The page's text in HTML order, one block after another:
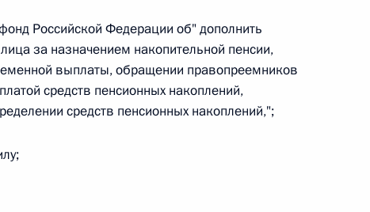
г. № 251-ФЗ
Федерации и статьи 31 и 151 Уголовно-
№ 264-ФЗ
Российской Федерации об" дополнить
за назначением накопительной пенсии,
выплаты, обращении правопреемников
средств пенсионных накоплений,
средств пенсионных накоплений,";